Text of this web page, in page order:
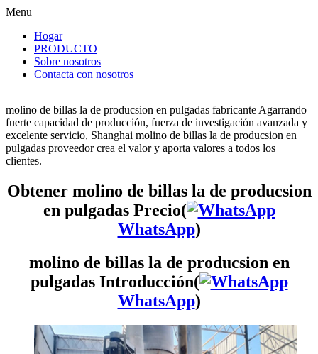
Menu
Hogar
PRODUCTO
Sobre nosotros
Contacta con nosotros
molino de billas la de producsion en pulgadas fabricante Agarrando
fuerte capacidad de producción, fuerza de investigación avanzada y
excelente servicio, Shanghai molino de billas la de producsion en
pulgadas proveedor crea el valor y aporta valores a todos los
clientes.
Obtener molino de billas la de producsion
en pulgadas Precio(
WhatsApp)
molino de billas la de producsion en
pulgadas Introducción(
WhatsApp)